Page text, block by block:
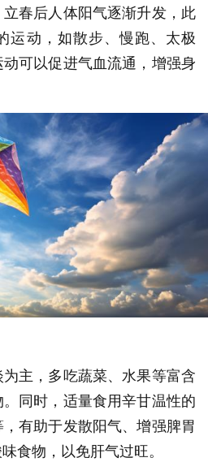
春后人体阳气逐渐升发，此
运动，如散步、慢跑、太极
可以促进气血流通，增强身
主，多吃蔬菜、水果等富含
同时，适量食用辛甘温性的
有助于发散阳气、增强脾胃
食物，以免肝气过旺。